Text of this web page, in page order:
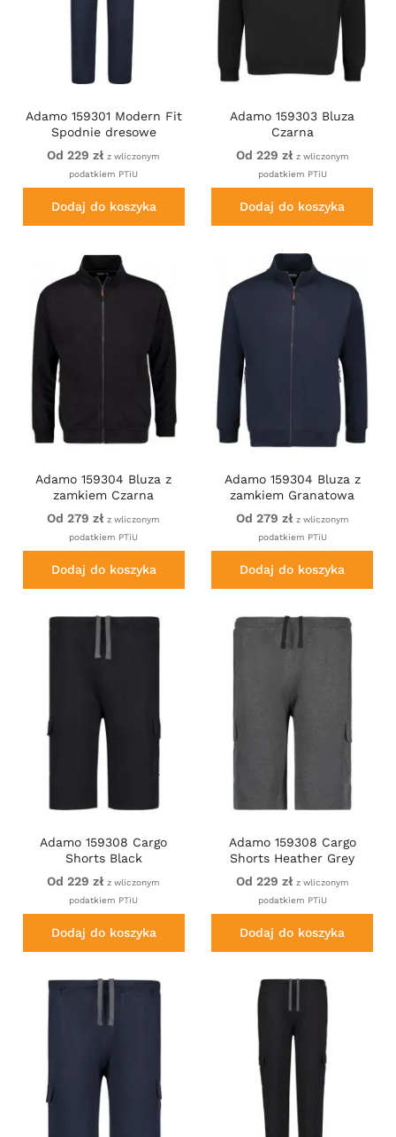
Adamo 159301 Modern Fit
Spodnie dresowe
Granatowe
Od 229 zł z wliczonym
podatkiem PTiU
Dodaj do koszyka
Adamo 159303 Bluza
Czarna
Od 229 zł z wliczonym
podatkiem PTiU
Dodaj do koszyka
Adamo 159304 Bluza z
zamkiem Czarna
Od 279 zł z wliczonym
podatkiem PTiU
Dodaj do koszyka
Adamo 159304 Bluza z
zamkiem Granatowa
Od 279 zł z wliczonym
podatkiem PTiU
Dodaj do koszyka
Adamo 159308 Cargo
Shorts Black
Od 229 zł z wliczonym
podatkiem PTiU
Dodaj do koszyka
Adamo 159308 Cargo
Shorts Heather Grey
Od 229 zł z wliczonym
podatkiem PTiU
Dodaj do koszyka